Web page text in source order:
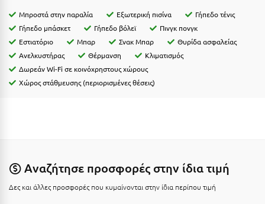
Καστοριά
Κατερίνη
Κέα - Τζιά
Κερατέα
Κοκκώνι Κορινθίας
Κομοτηνή
Μπροστά στην παραλία Εξωτερική πισίνα
Γήπεδο τένις
Γήπεδο μπάσκετ
Γήπεδο βόλεϊ
Πινγκ πονγκ
Εστιατόριο
Μπαρ Σνακ Μπαρ
Θυρίδα ασφαλείας
Ανελκυστήρας
Θέρμανση
Κλιματισμός
Δωρεάν Wi-Fi σε κοινόχρηστους χώρους
Χώρος στάθμευσης (περιορισμένες θέσεις)
Αναζήτησε προσφορές στην ίδια τιμή
Δες και άλλες προσφορές που κυμαίνονται στην ίδια περίπου τιμή